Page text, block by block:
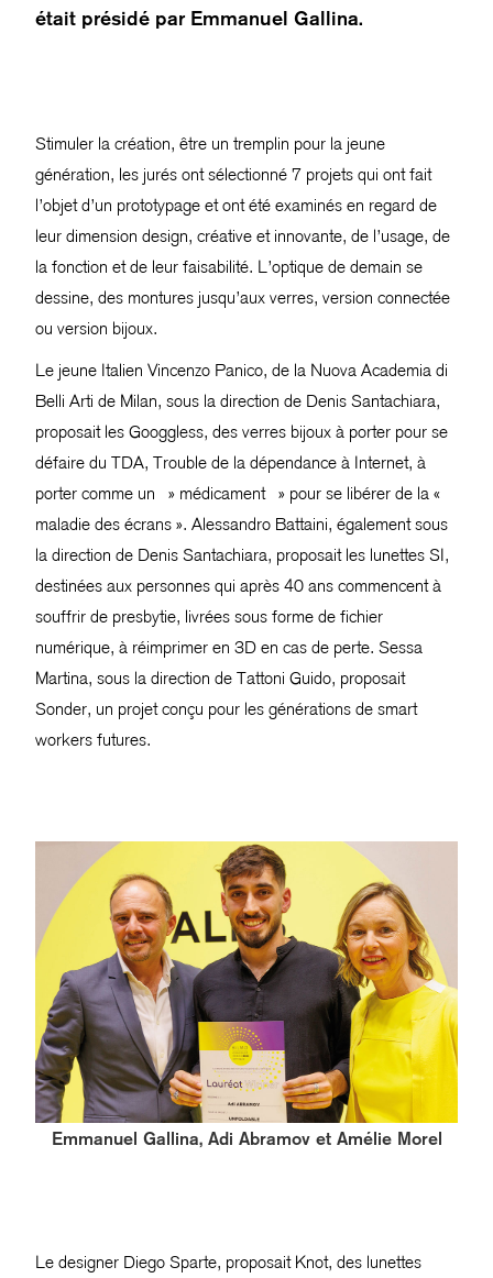
était présidé par Emmanuel Gallina.
Stimuler la création, être un tremplin pour la jeune
génération, les jurés ont sélectionné 7 projets qui ont fait
l’objet d’un prototypage et ont été examinés en regard de
leur dimension design, créative et innovante, de l’usage, de
la fonction et de leur faisabilité. L’optique de demain se
dessine, des montures jusqu’aux verres, version connectée
ou version bijoux.
Le jeune Italien Vincenzo Panico, de la Nuova Academia di
Belli Arti de Milan, sous la direction de Denis Santachiara,
proposait les Googgless, des verres bijoux à porter pour se
défaire du TDA, Trouble de la dépendance à Internet, à
porter comme un » médicament » pour se libérer de la «
maladie des écrans ». Alessandro Battaini, également sous
la direction de Denis Santachiara, proposait les lunettes SI,
destinées aux personnes qui après 40 ans commencent à
souffrir de presbytie, livrées sous forme de fichier
numérique, à réimprimer en 3D en cas de perte. Sessa
Martina, sous la direction de Tattoni Guido, proposait
Sonder, un projet conçu pour les générations de smart
workers futures.
Emmanuel Gallina, Adi Abramov et Amélie Morel
Le designer Diego Sparte, proposait Knot, des lunettes